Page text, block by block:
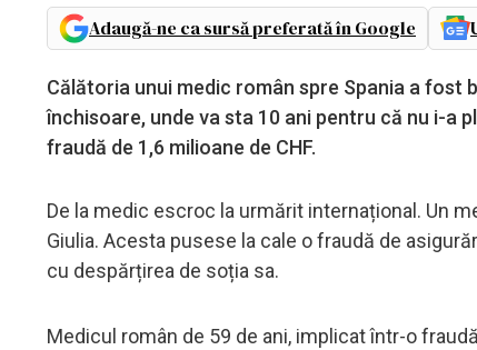
Adaugă-ne ca sursă preferată în Google
Călătoria unui medic român spre Spania a fost
închisoare, unde va sta 10 ani pentru că nu i-a
fraudă de 1,6 milioane de CHF.
De la medic escroc la urmărit internațional. Un
Giulia. Acesta pusese la cale o fraudă de
cu despărțirea de soția sa.
Medicul român de 59 de ani, implicat într-o